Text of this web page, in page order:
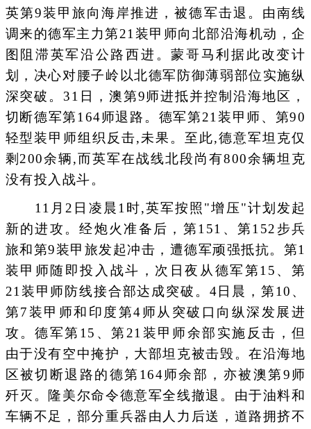
英第9装甲旅向海岸推进，被德军击退。由南线
调来的德军主力第21装甲师向北部沿海机动，企
图阻滞英军沿公路西进。蒙哥马利据此改变计
划，决心对腰子岭以北德军防御薄弱部位实施纵
深突破。31日，澳第9师进抵并控制沿海地区，
切断德军第164师退路。德军第21装甲师、第90
轻型装甲师组织反击,未果。至此,德意军坦克仅
剩200余辆,而英军在战线北段尚有800余辆坦克
没有投入战斗。
11月2日凌晨1时,英军按照"增压"计划发起
新的进攻。经炮火准备后，第151、第152步兵
旅和第9装甲旅发起冲击，遭德军顽强抵抗。第1
装甲师随即投入战斗，次日夜从德军第15、第
21装甲师防线接合部达成突破。4日晨，第10、
第7装甲师和印度第4师从突破口向纵深发展进
攻。德军第15、第21装甲师余部实施反击，但
由于没有空中掩护，大部坦克被击毁。在沿海地
区被切断退路的德第164师余部，亦被澳第9师
歼灭。隆美尔命令德意军全线撤退。由于油料和
车辆不足，部分重兵器由人力后送，道路拥挤不